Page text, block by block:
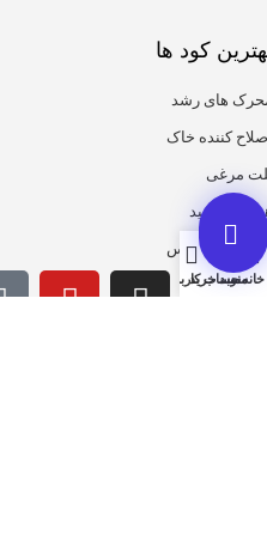
کود ها
های رشد
کننده خاک
مرغی
اسید
ست پلاس
خانهمنوسبد خرید
حساب کاربری من